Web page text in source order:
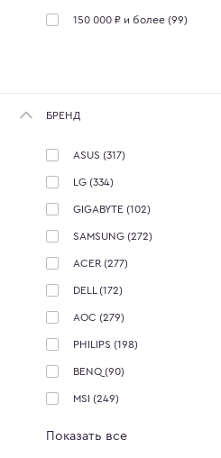
150 000 ₽ и более (99)
БРЕНД
ASUS (317)
LG (334)
GIGABYTE (102)
SAMSUNG (272)
ACER (277)
DELL (172)
AOC (279)
PHILIPS (198)
BENQ (90)
MSI (249)
Показать все